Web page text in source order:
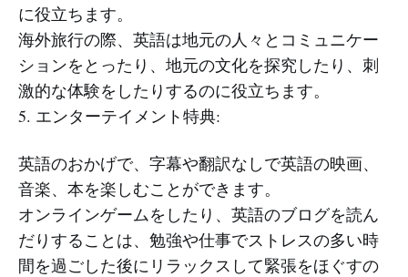
に役立ちます。
海外旅行の際、英語は地元の人々とコミュニケー
ションをとったり、地元の文化を探究したり、刺
激的な体験をしたりするのに役立ちます。
5. エンターテイメント特典:
英語のおかげで、字幕や翻訳なしで英語の映画、
音楽、本を楽しむことができます。
オンラインゲームをしたり、英語のブログを読ん
だりすることは、勉強や仕事でストレスの多い時
間を過ごした後にリラックスして緊張をほぐすの